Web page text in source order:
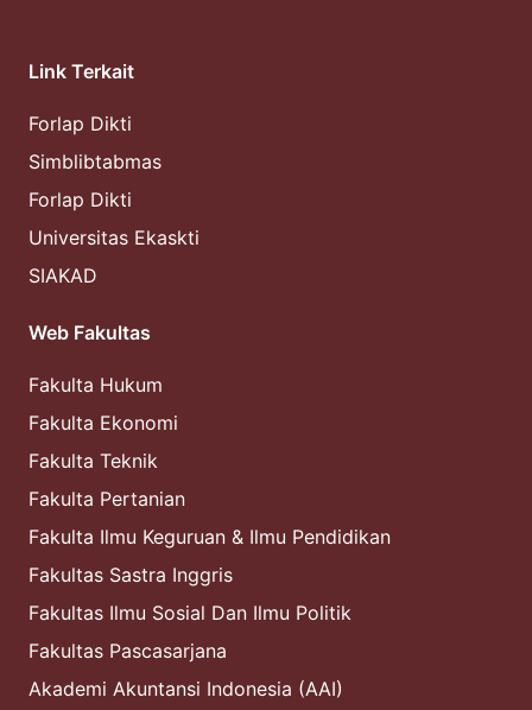
Link Terkait
Forlap Dikti
Simblibtabmas
Forlap Dikti
Universitas Ekaskti
SIAKAD
Web Fakultas
Fakulta Hukum
Fakulta Ekonomi
Fakulta Teknik
Fakulta Pertanian
Fakulta Ilmu Keguruan & Ilmu Pendidikan
Fakultas Sastra Inggris
Fakultas Ilmu Sosial Dan Ilmu Politik
Fakultas Pascasarjana
Akademi Akuntansi Indonesia (AAI)